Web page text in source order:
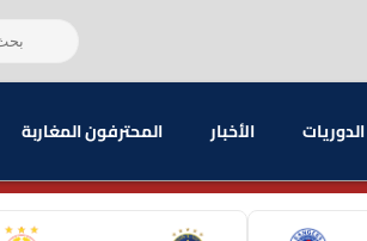
الدوريات الأخبار المحترفون المغاربة